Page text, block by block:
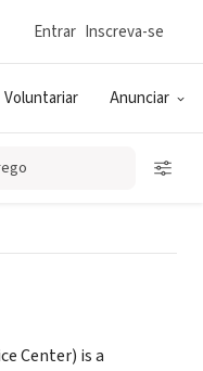
Voluntariar Anunciar
Entrar Inscreva-se
Service
Center) is a